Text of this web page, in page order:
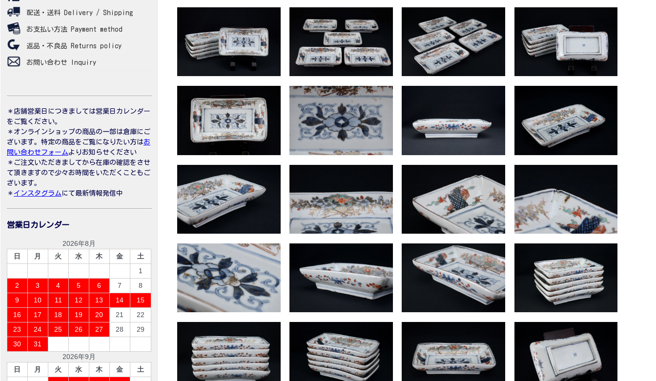
配送・送料 Delivery / Shipping
お支払い方法 Payment method
返品・不良品 Returns policy
お問い合わせ Inquiry
＊店舗営業日につきましては営業日カレンダー
をご覧ください。
＊オンラインショップの商品の一部は倉庫にご
ざいます。特定の商品をご覧になりたい方はお
問い合わせフォーム よりお知らせください
＊ご注文いただきましてから在庫の確認をさせ
て頂きますので少々お時間をいただくこともご
ざいます。
＊ インスタグラム にて最新情報発信中
営業日カレンダー
2026年8月
日
月 火 水 木 金
土
1
2
3 4 5 6 7
8
9
10 11 12 13 14
15
16
17 18 19 20 21
22
23
24 25 26 27 28
29
30
31
2026年9月
日
月 火 水 木 金
土